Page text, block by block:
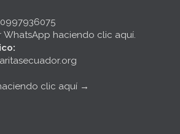
0997936075
WhatsApp haciendo clic aquí.
clic aquí →